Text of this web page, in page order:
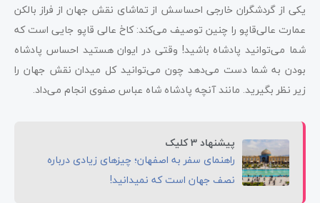
یکی از گردشگران خارجی احساسش از تماشای نقش جهان از فراز بالکن
عمارت عالی‌قاپو را چنین توصیف می‌کند: کاخ عالی قاپو جایی است که
شما می‌توانید پادشاه باشید! وقتی در ایوان هستید احساس پادشاه
بودن به شما دست می‌دهد چون می‌توانید کل میدان نقش جهان را
زیر نظر بگیرید. مانند آنچه پادشاه شاه عباس صفوی انجام می‌داد.
پیشنهاد 3 کلیک
راهنمای سفر به اصفهان؛ چیزهای زیادی درباره
نصف جهان است که نمیدانید!